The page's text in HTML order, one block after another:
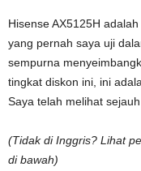
Hisense AX5125H
yang pernah saya uji
sempurna
tingkat diskon ini, ini
Saya telah melihat sejauh
(Tidak di Inggris? Lihat
di bawah)